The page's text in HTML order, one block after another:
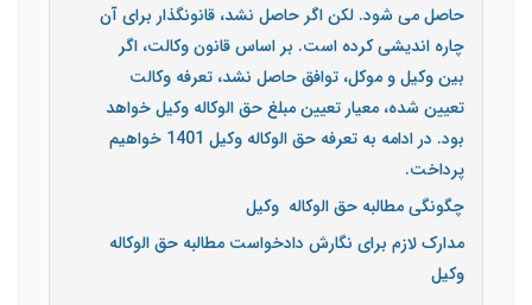
حاصل می شود. لکن اگر حاصل نشد، قانونگذار برای آن
چاره اندیشی کرده است. بر اساس قانون وکالت، اگر
بین وکیل و موکل، توافق حاصل نشد، تعرفه وکالت
تعیین شده، معیار تعیین مبلغ حق الوکاله وکیل خواهد
بود. در ادامه به تعرفه حق الوکاله وکیل 1401 خواهیم
پرداخت.
چگونگی مطالبه حق الوکاله وکیل
مدارک لازم برای نگارش دادخواست مطالبه حق الوکاله
وکیل